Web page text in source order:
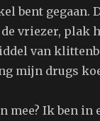
bent gegaan.
vriezer, plak
van
mijn drugs
mee? Ik ben in